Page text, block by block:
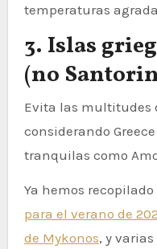
temperaturas
3. Islas
(no
Evita las multitudes
considerando
tranquilas como
Ya hemos recopilado
para el verano de
de Mykonos, y